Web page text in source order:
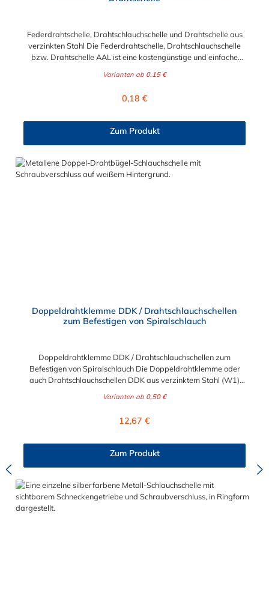
Federdrahtschelle, Drahtschlauchschelle und Drahtschelle aus
verzinkten Stahl Die Federdrahtschelle, Drahtschlauchschelle
bzw. Drahtschelle AAL ist eine kostengünstige und einfache
Anwendungen im niederen Druckbereich und für
Multitalent zum Einsatz. Der Spannbereich der
kann zwischen 6,6 mm und 22,6 mm gewählt werden.
Varianten ab 0,15 €
Regulärer Preis:
0,18 €
Zum Produkt
Doppeldrahtklemme DDK / Drahtschlauchschellen
zum Befestigen von Spiralschlauch
Doppeldrahtklemme DDK / Drahtschlauchschellen zum
Befestigen von Spiralschlauch Die Doppeldrahtklemme oder
auch Drahtschlauchschellen DDK aus verzinktem Stahl (W1)
Befestigung von Vakuumschlauch, Spiralschlauch oder anderen
(verzinkter Stahl) ist für Anwendungen mit geringer
angegebene Spannbereich entspricht dem Innendurchmesser
entsprechende Schlauch befestigt werden kann.
Varianten ab 0,50 €
Regulärer Preis:
12,67 €
Zum Produkt